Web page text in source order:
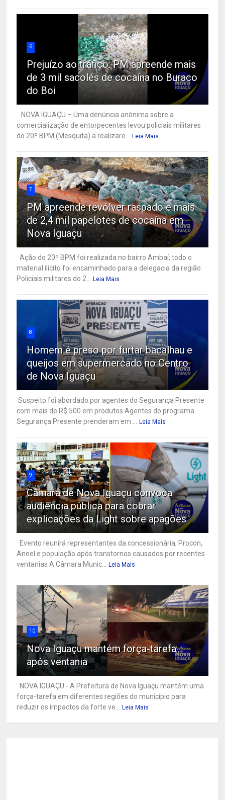
6
Prejuízo ao tráfico: PM apreende mais
de 3 mil sacolés de cocaína no Buraco
do Boi
NOVA IGUAÇU – Uma denúncia anônima sobre a
comercialização de entorpecentes levou policiais militares
do 20º BPM (Mesquita) a realizare... Leia Mais
7
PM apreende revólver raspado e mais
de 2,4 mil papelotes de cocaína em
Nova Iguaçu
Ação do 20º BPM foi realizada no bairro Ambaí; todo o
material ilícito foi encaminhado para a delegacia da região
Policiais militares do 2... Leia Mais
8
Homem é preso por furtar bacalhau e
queijos em supermercado no Centro
de Nova Iguaçu
Suspeito foi abordado por agentes do Segurança Presente
com mais de R$ 500 em produtos Agentes do programa
Segurança Presente prenderam em ... Leia Mais
9
Câmara de Nova Iguaçu convoca
audiência pública para cobrar
explicações da Light sobre apagões
Evento reunirá representantes da concessionária, Procon,
Aneel e população após transtornos causados por recentes
ventanias A Câmara Munic... Leia Mais
10
Nova Iguaçu mantém força-tarefa
após ventania
NOVA IGUAÇU - A Prefeitura de Nova Iguaçu mantém uma
força-tarefa em diferentes regiões do município para
reduzir os impactos da forte ve... Leia Mais